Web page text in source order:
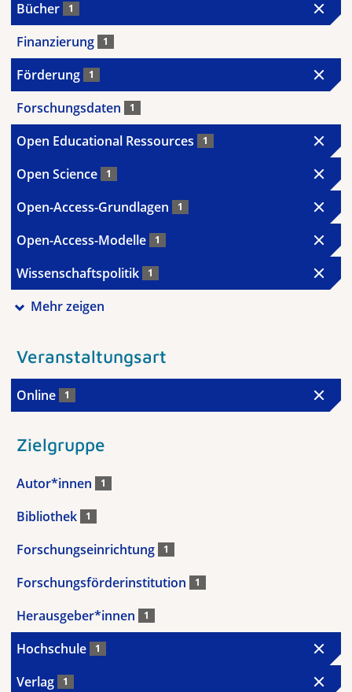
Bücher 1
Finanzierung 1
Förderung 1
Forschungsdaten 1
Open Educational Ressources 1
Open Science 1
Open-Access-Grundlagen 1
Open-Access-Modelle 1
Wissenschaftspolitik 1
Mehr zeigen
Veranstaltungsart
Online 1
Zielgruppe
Autor*innen 1
Bibliothek 1
Forschungseinrichtung 1
Forschungsförderinstitution 1
Herausgeber*innen 1
Hochschule 1
Verlag 1